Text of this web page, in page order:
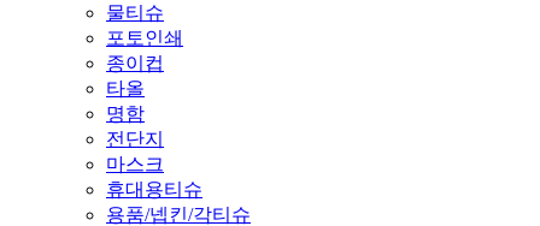
물티슈
포토인쇄
종이컵
타올
명함
전단지
마스크
휴대용티슈
용품/넵킨/각티슈